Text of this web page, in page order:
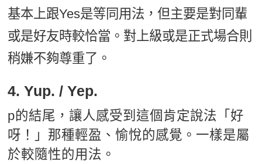
基本上跟Yes是等同用法，但主要是對同輩
或是好友時較恰當。對上級或是正式場合則
稍嫌不夠尊重了。
4. Yup. / Yep.
p的結尾，讓人感受到這個肯定說法「好
呀！」那種輕盈、愉悅的感覺。一樣是屬
於較隨性的用法。